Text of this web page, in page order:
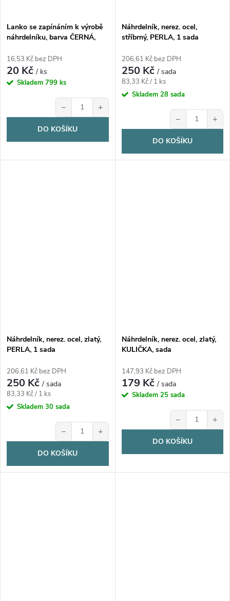
Lanko se zapínáním k výrobě
náhrdelníku, barva ČERNÁ,
16,53 Kč bez DPH
20 Kč/ ks
Skladem 799 ks
− +
DO KOŠÍKU
Náhrdelník, nerez. ocel,
stříbrný, PERLA, 1 sada
206,61 Kč bez DPH
250 Kč/ sada
Měrná
cena:
83,33 Kč / 1 ks
Skladem 28 sada
− +
DO KOŠÍKU
Náhrdelník, nerez. ocel, zlatý,
PERLA, 1 sada
206,61 Kč bez DPH
250 Kč/ sada
Měrná
cena:
83,33 Kč / 1 ks
Skladem 30 sada
− +
DO KOŠÍKU
Náhrdelník, nerez. ocel, zlatý,
KULIČKA, sada
147,93 Kč bez DPH
179 Kč/ sada
Skladem 25 sada
− +
DO KOŠÍKU